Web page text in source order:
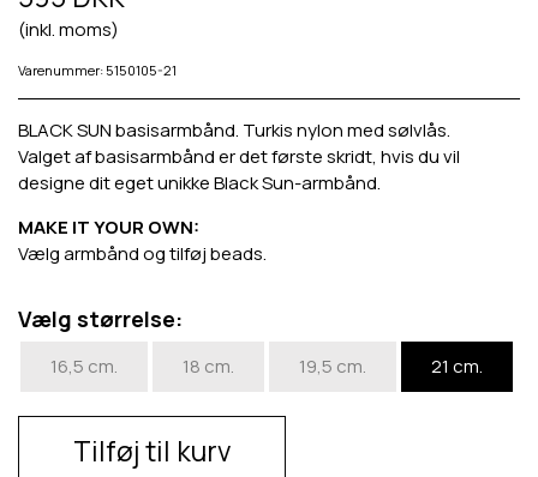
(inkl. moms)
Varenummer: 5150105-21
BLACK SUN basisarmbånd. Turkis nylon med sølvlås.
Valget af basisarmbånd er det første skridt, hvis du vil
designe dit eget unikke Black Sun-armbånd.
MAKE IT YOUR OWN:
Vælg armbånd og tilføj beads.
Vælg størrelse:
16,5 cm. 18 cm. 19,5 cm. 21 cm.
Tilføj til kurv